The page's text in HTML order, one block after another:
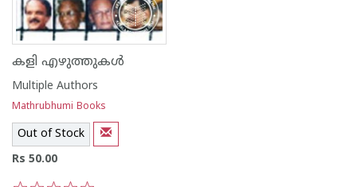
കളി എഴുത്തുകള്‍
Multiple Authors
Mathrubhumi Books
Out of Stock
Rs 50.00